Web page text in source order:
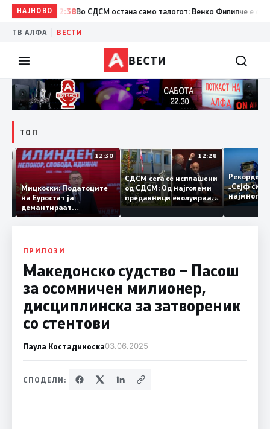
НАЈНОВО
12:38 Во СДСМ остана само талогот: Венко Филипче е само
ТВ АЛФА ВЕСТИ
ВЕСТИ
ТОП
12:47 12:30
Мицкоски: Податоците
на Еуростат ја
демантираат
опозицијата
12:28
СДСМ сега се исплашени
од СДСМ: Од најголеми
предавници еволуираа
во најголеми патриоти
„Сејф
ПРИЛОЗИ
Македонско судство – Пасош
за осомничен милионер,
дисциплинска за затвореник
со стентови
Паула Костадиноска03.06.2025
СПОДЕЛИ: